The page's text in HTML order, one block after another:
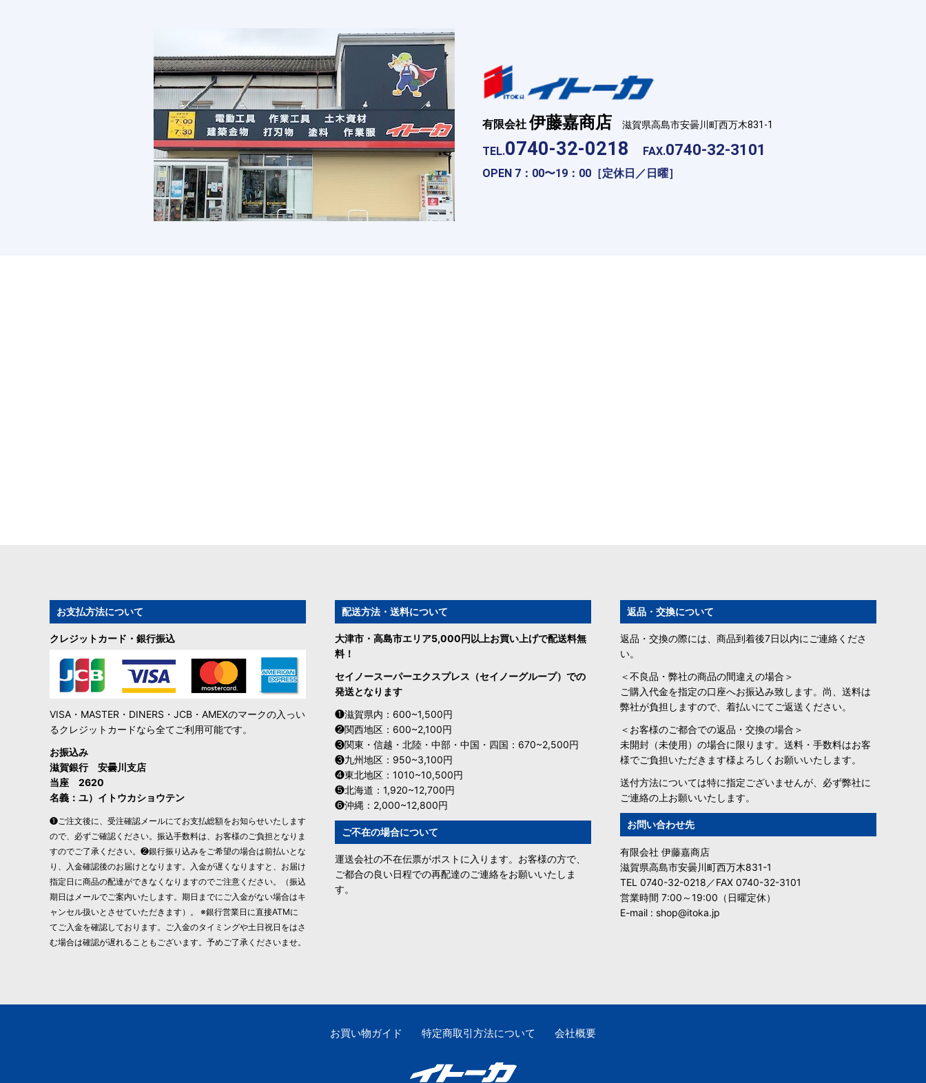
有限会社伊藤嘉商店 滋賀県高島市安曇川町西万木831-1
TEL.0740-32-0218 FAX.0740-32-3101
OPEN 7：00〜19：00［定休日／日曜］
お支払方法について
クレジットカード・銀行振込
VISA・MASTER・DINERS・JCB・AMEXのマークの入っい
るクレジットカードなら全てご利用可能です。
お振込み
滋賀銀行 安曇川支店
当座 2620
名義：ユ）イトウカショウテン
❶ご注文後に、受注確認メールにてお支払総額をお知らせいたします
ので、必ずご確認ください。振込手数料は、お客様のご負担となりま
すのでご了承ください。❷銀行振り込みをご希望の場合は前払いとな
り、入金確認後のお届けとなります。入金が遅くなりますと、お届け
指定日に商品の配達ができなくなりますのでご注意ください。（振込
期日はメールでご案内いたします。期日までにご入金がない場合はキ
ャンセル扱いとさせていただきます）。 ※銀行営業日に直接ATMに
てご入金を確認しております。ご入金のタイミングや土日祝日をはさ
む場合は確認が遅れることもございます。予めご了承くださいませ。
配送方法・送料について
大津市・高島市エリア5,000円以上お買い上げで配送料無
料！
セイノースーパーエクスプレス（セイノーグループ）での
発送となります
❶滋賀県内：600~1,500円
❷関西地区：600~2,100円
❸関東・信越・北陸・中部・中国・四国：670~2,500円
❸九州地区：950~3,100円
❹東北地区：1010~10,500円
❺北海道：1,920~12,700円
❻沖縄：2,000~12,800円
ご不在の場合について
運送会社の不在伝票がポストに入ります。お客様の方で、
ご都合の良い日程での再配達のご連絡をお願いいたしま
す。
返品・交換について
返品・交換の際には、商品到着後7日以内にご連絡くださ
い。
＜不良品・弊社の商品の間違えの場合＞
ご購入代金を指定の口座へお振込み致します。尚、送料は
弊社が負担しますので、着払いにてご返送ください。
＜お客様のご都合での返品・交換の場合＞
未開封（未使用）の場合に限ります。送料・手数料はお客
様でご負担いただきます様よろしくお願いいたします。
送付方法については特に指定ございませんが、必ず弊社に
ご連絡の上お願いいたします。
お問い合わせ先
有限会社 伊藤嘉商店
滋賀県高島市安曇川町西万木831-1
TEL 0740-32-0218／FAX 0740-32-3101
営業時間 7:00～19:00（日曜定休）
E-mail : shop@itoka.jp
お買い物ガイド 特定商取引方法について 会社概要